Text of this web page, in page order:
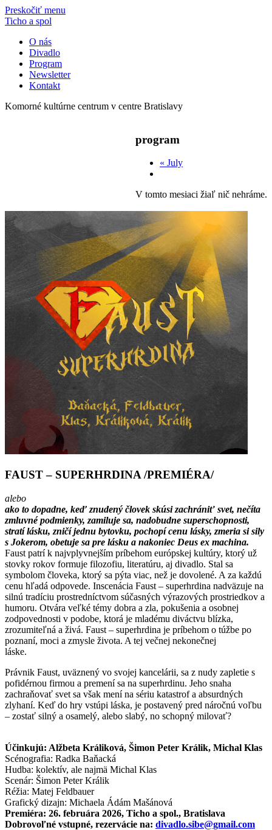
Preskočiť menu
Ticho a spol
O nás
Divadlo
Program
Newsletter
Kontakt
Komorné kultúrne centrum v centre Bratislavy
program
« July
V tomto mesiaci žiaľ nič nehráme.
FAUST – SUPERHRDINA /PREMIÉRA/
alebo
ako to dopadne, keď znudený človek skúsi zachrániť svet, nečíta
zmluvné podmienky, zamiluje sa, nadobudne superschopnosti,
stratí lásku, zničí jednu bytovku, pochopí cenu lásky, zmeria si sily
s Jokerom, obetuje sa pre lásku a nakoniec Deus ex machina.
Faust patrí k najvplyvnejším príbehom európskej kultúry, ktorý už
stovky rokov formuje filozofiu, literatúru, aj divadlo. Stal sa
symbolom človeka, ktorý sa pýta viac, než je dovolené. A za každú
cenu hľadá odpovede. Inscenácia Faust – superhrdina nadväzuje na
silnú tradíciu prostredníctvom súčasných výrazových prostriedkov a
humoru. Otvára veľké témy dobra a zla, pokušenia a osobnej
zodpovednosti v podobe, ktorá je mladému diváctvu blízka,
zrozumiteľná a živá. Faust – superhrdina je príbehom o túžbe po
poznaní, moci a zmysle života. A tej večnej nekonečnej
láske.
Právnik Faust, uväznený vo svojej kancelárii, sa z nudy zapletie s
pofidérnou firmou a premení sa na superhrdinu. Jeho snaha
zachraňovať svet sa však mení na sériu katastrof a absurdných
zlyhaní. Keď do hry vstúpi láska, je postavený pred náročnú voľbu
– zostať silný a osamelý, alebo slabý, no schopný milovať?
Účinkujú: Alžbeta Králiková, Šimon Peter Králik, Michal Klas
Scénografia: Radka Baňacká
Hudba: kolektív, ale najmä Michal Klas
Scenár: Šimon Peter Králik
Réžia: Matej Feldbauer
Grafický dizajn: Michaela Ádám Mašánová
Premiéra: 26. februára 2026, Ticho a spol., Bratislava
Dobrovoľné vstupné, rezervácie na: divadlo.sibe@gmail.com